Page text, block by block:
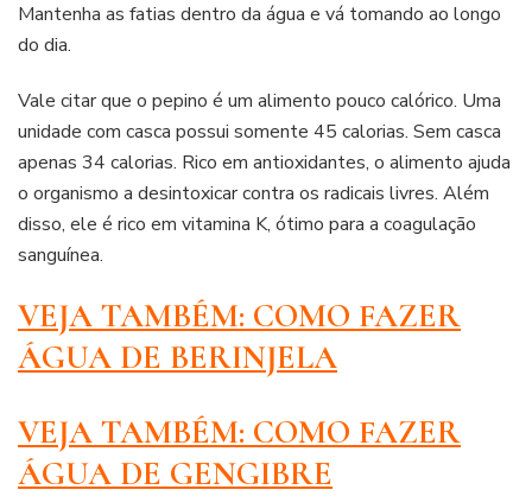
Mantenha as fatias dentro da água e vá tomando ao longo
do dia.
Vale citar que o pepino é um alimento pouco calórico. Uma
unidade com casca possui somente 45 calorias. Sem casca
apenas 34 calorias. Rico em antioxidantes, o alimento ajuda
o organismo a desintoxicar contra os radicais livres. Além
disso, ele é rico em vitamina K, ótimo para a coagulação
sanguínea.
VEJA TAMBÉM: COMO FAZER
ÁGUA DE BERINJELA
VEJA TAMBÉM: COMO FAZER
ÁGUA DE GENGIBRE